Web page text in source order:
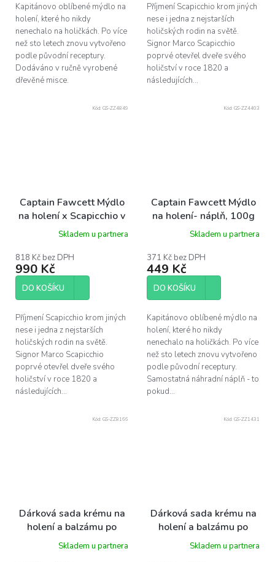
Kapitánovo oblíbené mýdlo na
holení, které ho nikdy
nenechalo na holičkách. Po více
než sto letech znovu vytvořeno
podle původní receptury.
Dodáváno v ručně vyrobené
dřevěné misce.
Příjmení Scapicchio krom jiných
nese i jedna z nejstarších
holičských rodin na světě.
Signor Marco Scapicchio
poprvé otevřel dveře svého
holičství v roce 1820 a
následujících...
Captain Fawcett Mýdlo
na holení x Scapicchio v
dřevěné misce, 110g
Skladem u partnera
818 Kč bez DPH
990 Kč
DO KOŠÍKU
Příjmení Scapicchio krom jiných
nese i jedna z nejstarších
holičských rodin na světě.
Signor Marco Scapicchio
poprvé otevřel dveře svého
holičství v roce 1820 a
následujících...
Kód: GS-ZZ4849
Captain Fawcett Mýdlo
na holení- náplň, 100g
Skladem u partnera
371 Kč bez DPH
449 Kč
DO KOŠÍKU
Kapitánovo oblíbené mýdlo na
holení, které ho nikdy
nenechalo na holičkách. Po více
než sto letech znovu vytvořeno
podle původní receptury.
Samostatná náhradní náplň - to
pokud...
Kód: GS-ZZ4403
Dárková sada krému na
holení a balzámu po
holení Mühle - Aloe Vera
Skladem u partnera
Kód: GS-ZZ8166
Dárková sada krému na
holení a balzámu po
holení Mühle -
Sandalwood
Skladem u partnera
Kód: GS-ZZ1431